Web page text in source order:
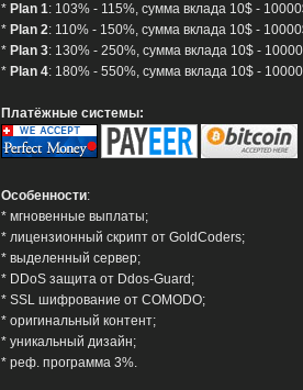
* Plan 1: 103% - 115%, сумма вклада 10$ -
* Plan 2: 110% - 150%, сумма вклада 10$ -
* Plan 3: 130% - 250%, сумма вклада 10$ -
* Plan 4: 180% - 550%, сумма вклада 10$ -
Платёжные системы:
Особенности:
* мгновенные выплаты;
* лицензионный скрипт от GoldCoders;
* выделенный сервер;
* DDoS защита от Ddos-Guard;
* SSL шифрование от COMODO;
* оригинальный контент;
* уникальный дизайн;
* реф. программа 3%.